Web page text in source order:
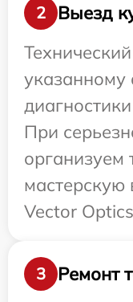
2
Выезд
указанному
При
организуем
мастерскую
Vector
3 Ремонт